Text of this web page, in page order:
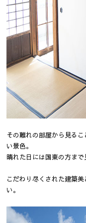
その離れの部屋から見る
い景色。
晴れた日には国東の方ま
こだわり尽くされた建築
い。